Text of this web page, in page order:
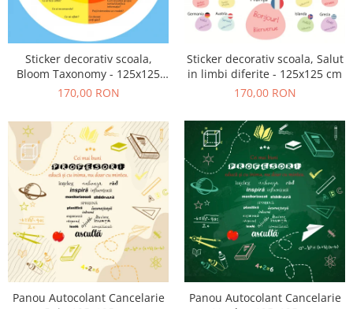
Sticker decorativ scoala,
Bloom Taxonomy - 125x125
cm
170,00 RON
Sticker decorativ scoala, Salut
in limbi diferite - 125x125 cm
170,00 RON
Panou Autocolant Cancelarie
Panou Autocolant Cancelarie